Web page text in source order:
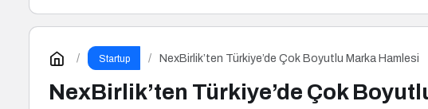
Startup NexBirlik’ten Türkiye’de Çok Boyutlu Marka Hamlesi
NexBirlik’ten Türkiye’de Çok